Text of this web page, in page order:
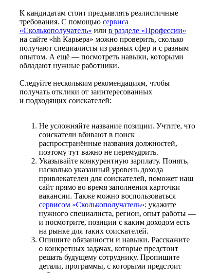
К кандидатам стоит предъявлять реалистичные
требования. С помощью сервиса
«Сколькополучатель» или в разделе «Профессии»
на сайте «hh Карьера» можно проверить, сколько
получают специалисты из разных сфер и с разным
опытом. А ещё — посмотреть навыки, которыми
обладают нужные работники.
Следуйте нескольким рекомендациям, чтобы
получать отклики от заинтересованных
и подходящих соискателей:
Не усложняйте название позиции. Учтите, что
соискатели вбивают в поиск
распространённые названия должностей,
поэтому тут важно не перемудрить.
Указывайте конкурентную зарплату. Понять,
насколько указанный уровень дохода
привлекателен для соискателей, поможет наш
сайт прямо во время заполнения карточки
вакансии. Также можно воспользоваться
сервисом «Сколькополучатель»: укажите
нужного специалиста, регион, опыт работы —
и посмотрите, позиции с каким доходом есть
на рынке для таких соискателей.
Опишите обязанности и навыки. Расскажите
о конкретных задачах, которые предстоит
решать будущему сотруднику. Пропишите
детали, программы, с которыми предстоит